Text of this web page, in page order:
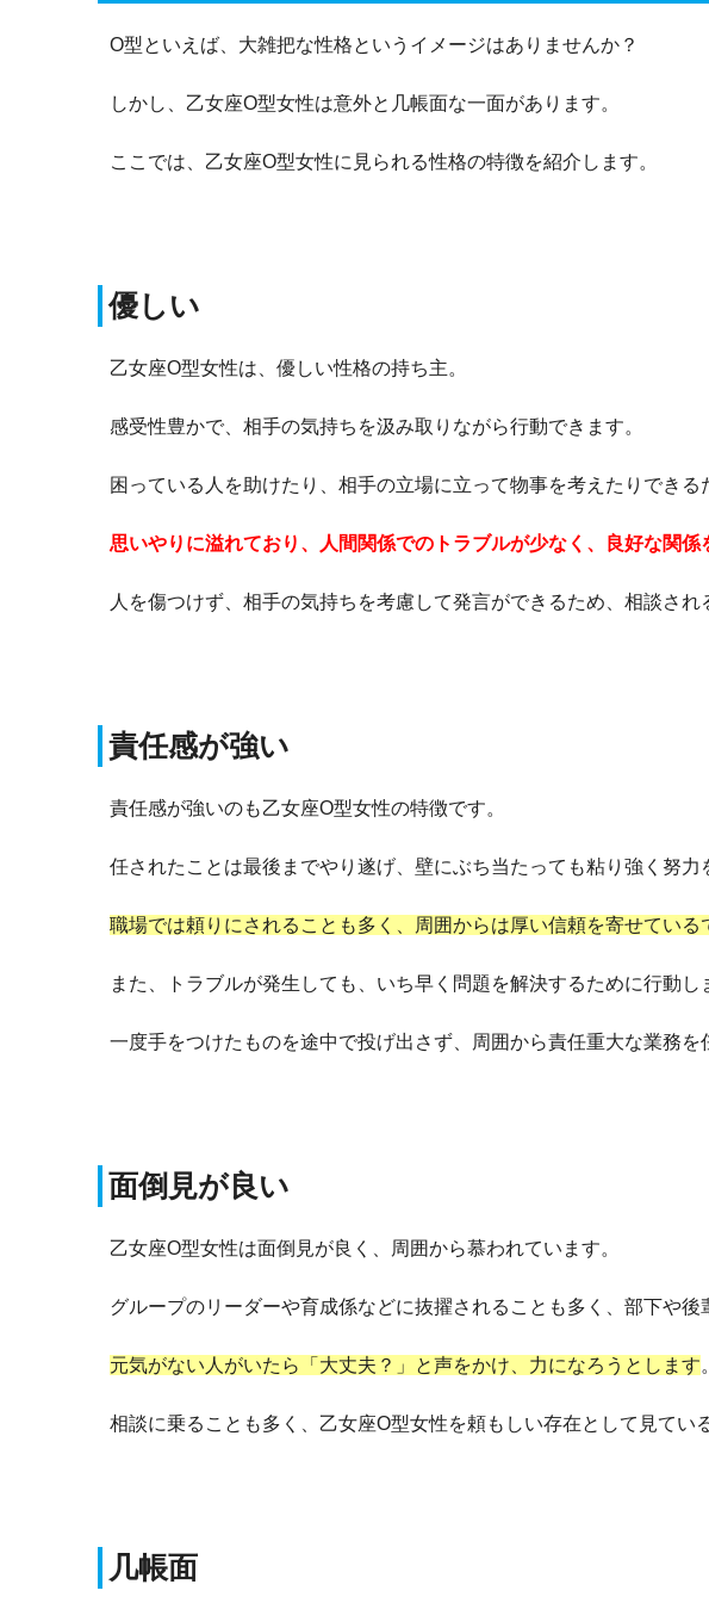
O型といえば、大雑把な性格というイメージはありませんか？
しかし、乙女座O型女性は意外と几帳面な一面があります。
ここでは、乙女座O型女性に見られる性格の特徴を紹介します。
優しい
乙女座O型女性は、優しい性格の持ち主。
感受性豊かで、相手の気持ちを汲み取りながら行動できます。
困っている人を助けたり、相手の立場に立って物事を考えたりできる
思いやりに溢れており、人間関係でのトラブルが少なく、良好な関係
人を傷つけず、相手の気持ちを考慮して発言ができるため、相談され
責任感が強い
責任感が強いのも乙女座O型女性の特徴です。
任されたことは最後までやり遂げ、壁にぶち当たっても粘り強く努力
職場では頼りにされることも多く、周囲からは厚い信頼を寄せている
また、トラブルが発生しても、いち早く問題を解決するために行動し
一度手をつけたものを途中で投げ出さず、周囲から責任重大な業務を
面倒見が良い
乙女座O型女性は面倒見が良く、周囲から慕われています。
グループのリーダーや育成係などに抜擢されることも多く、部下や後
元気がない人がいたら「大丈夫？」と声をかけ、力になろうとします。
相談に乗ることも多く、乙女座O型女性を頼もしい存在として見てい
几帳面